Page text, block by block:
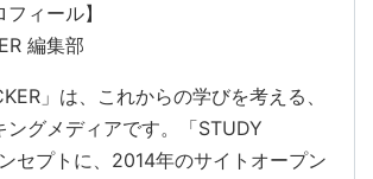
フィール】
編集部
」は、これからの学びを考える、
ングメディアです。「STUDY
セプトに、2014年のサイトオープン